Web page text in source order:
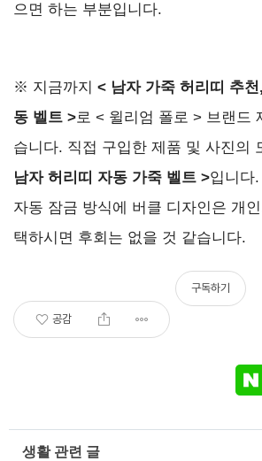
으면 하는 부분입니다.
※ 지금까지 < 남자 가죽 허리띠 추
동 벨트 >로 < 윌리엄 폴로 > 브랜드
습니다. 직접 구입한 제품 및 사진의
남자 허리띠 자동 가죽 벨트 >입니다
자동 잠금 방식에 버클 디자인은 개
택하시면 후회는 없을 것 같습니다.
공감
구독하기
생활 관련 글